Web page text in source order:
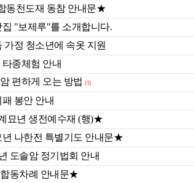
동천도재 동참 안내문★
집 "보제루"를 소개합니다.
가정 청소년에 속옷 지원
종체험 안내
편하게 오는 방법 (1)
봉안 안내
묘년 생전예수재 (행)★
나한전 특별기도 안내문★
도솔암 정기법회 안내
동차례 안내문★